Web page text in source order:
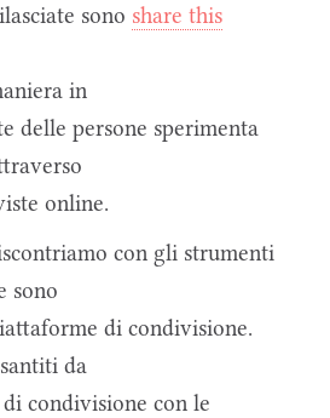
sono share this
in
delle persone sperimenta
online.
con gli strumenti
sono
di condivisione.
da
condivisione con le